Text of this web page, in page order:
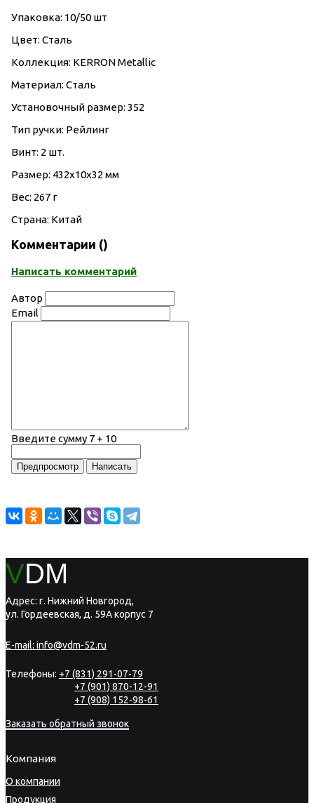
Упаковка: 10/50 шт
Цвет: Сталь
Коллекция: KERRON Metallic
Материал: Сталь
Установочный размер: 352
Тип ручки: Рейлинг
Винт: 2 шт.
Размер: 432х10х32 мм
Вес: 267 г
Страна: Китай
Комментарии ()
Написать комментарий
Автор
Email
Введите сумму 7 + 10
VDM
Адрес: г. Нижний Новгород,
ул. Гордеевская, д. 59А корпус 7
E-mail: info@vdm-52.ru
Телефоны: +7 (831) 291-07-79
+7 (901) 870-12-91
+7 (908) 152-98-61
Заказать обратный звонок
Компания
О компании
Продукция